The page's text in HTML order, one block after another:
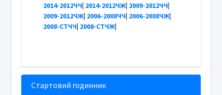
2014-2012ЧЧ| 2014-2012ЧЖ| 2009-2012ЧЧ|
2009-2012ЧЖ| 2006-2008ЧЧ| 2006-2008ЧЖ|
2008-СТЧЧ| 2008-СТЧЖ|
Стартовий годинник